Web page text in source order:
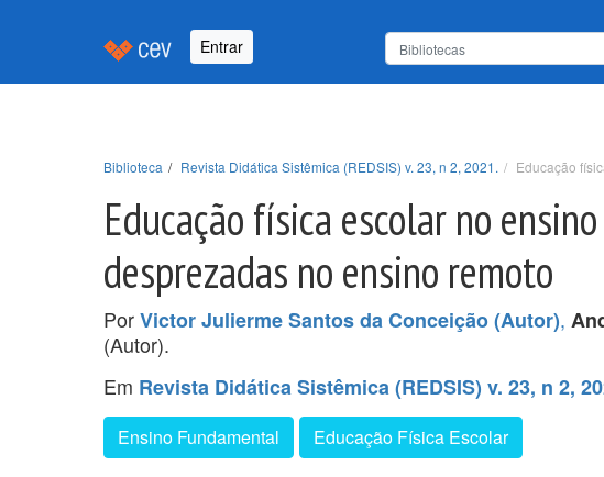
Entrar
Biblioteca Revista Didática Sistêmica (REDSIS) v. 23, n 2, 2021. Educação
Educação física escolar no
desprezadas no ensino remoto
PorVictor Julierme Santos da Conceição (Autor),
(Autor).
Em Revista Didática Sistêmica (REDSIS) v. 23, n 2,
Ensino Fundamental Educação Física Escolar